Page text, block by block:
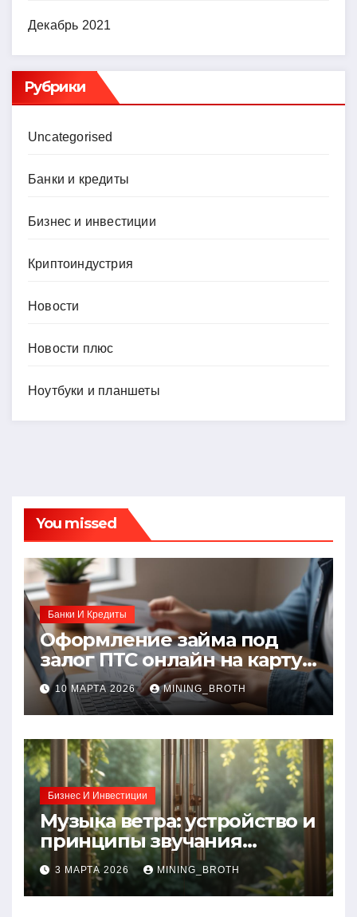
Декабрь 2021
Рубрики
Uncategorised
Банки и кредиты
Бизнес и инвестиции
Криптоиндустрия
Новости
Новости плюс
Ноутбуки и планшеты
You missed
Банки И Кредиты
Оформление займа под
залог ПТС онлайн на карту
без визита в офис: порядок,
требования и документы
10 МАРТА 2026 MINING_BROTH
Бизнес И Инвестиции
Музыка ветра: устройство и
принципы звучания
колокольчиков
3 МАРТА 2026 MINING_BROTH